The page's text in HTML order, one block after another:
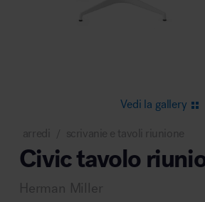
Area lounge e attesa
Vedi la gallery
arredi scrivanie e tavoli riunione
Civic tavolo
Herman Miller